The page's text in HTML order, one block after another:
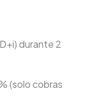
durante 2
(solo cobras